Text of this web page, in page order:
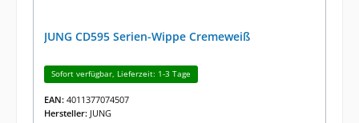
JUNG CD595 Serien-Wippe Cremeweiß
Sofort verfügbar, Lieferzeit: 1-3 Tage
EAN: 4011377074507
Hersteller: JUNG